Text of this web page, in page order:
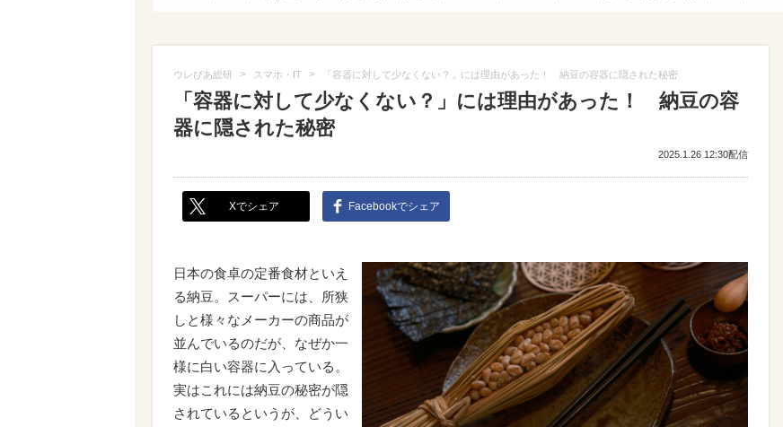
ウレぴあ総研 > スマホ・IT > 「容器に対して少なくない？」には理由があった！ 納豆の容器に隠された秘密
「容器に対して少なくない？」には理由があった！ 納豆の容
器に隠された秘密
2025.1.26 12:30配信
Xでシェア Facebookでシェア
日本の食卓の定番食材といえ
る納豆。スーパーには、所狭
しと様々なメーカーの商品が
並んでいるのだが、なぜか一
様に白い容器に入っている。
実はこれには納豆の秘密が隠
されているというが、どうい